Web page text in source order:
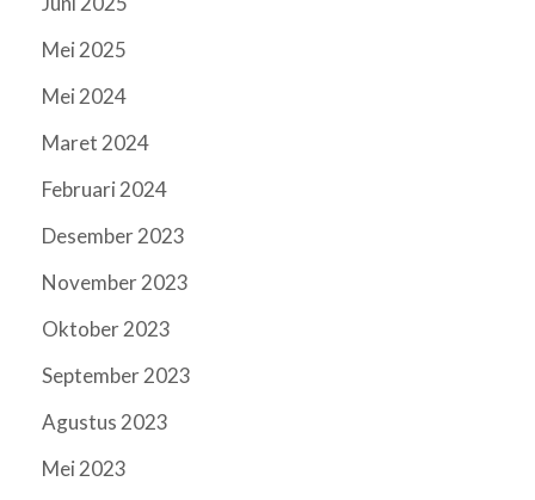
Mei 2025
Mei 2024
Maret 2024
Februari 2024
Desember 2023
November 2023
Oktober 2023
September 2023
Agustus 2023
Mei 2023